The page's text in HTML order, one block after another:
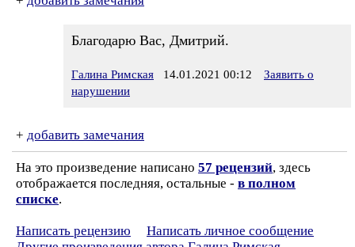
Благодарю Вас, Дмитрий.
Галина Римская 14.01.2021 00:12
Заявить о
нарушении
+ добавить замечания
На это произведение написано 57 рецензий, здесь
отображается последняя, остальные - в полном
списке.
Написать рецензию
Написать личное сообщение